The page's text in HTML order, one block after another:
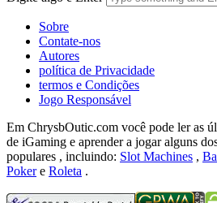
Sobre
Contate-nos
Autores
política de Privacidade
termos e Condições
Jogo Responsável
Em ChrysbOutic.com você pode ler as
de iGaming e aprender a jogar alguns
populares , incluindo: Slot Machines ,
Pokere Roleta .